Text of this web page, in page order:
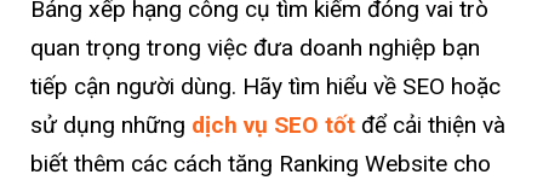
Bảng xếp hạng công cụ tìm kiếm đóng vai trò
quan trọng trong việc đưa doanh nghiệp bạn
tiếp cận người dùng. Hãy tìm hiểu về SEO hoặc
sử dụng những dịch vụ SEO tốt để cải thiện và
biết thêm các cách tăng Ranking Website cho